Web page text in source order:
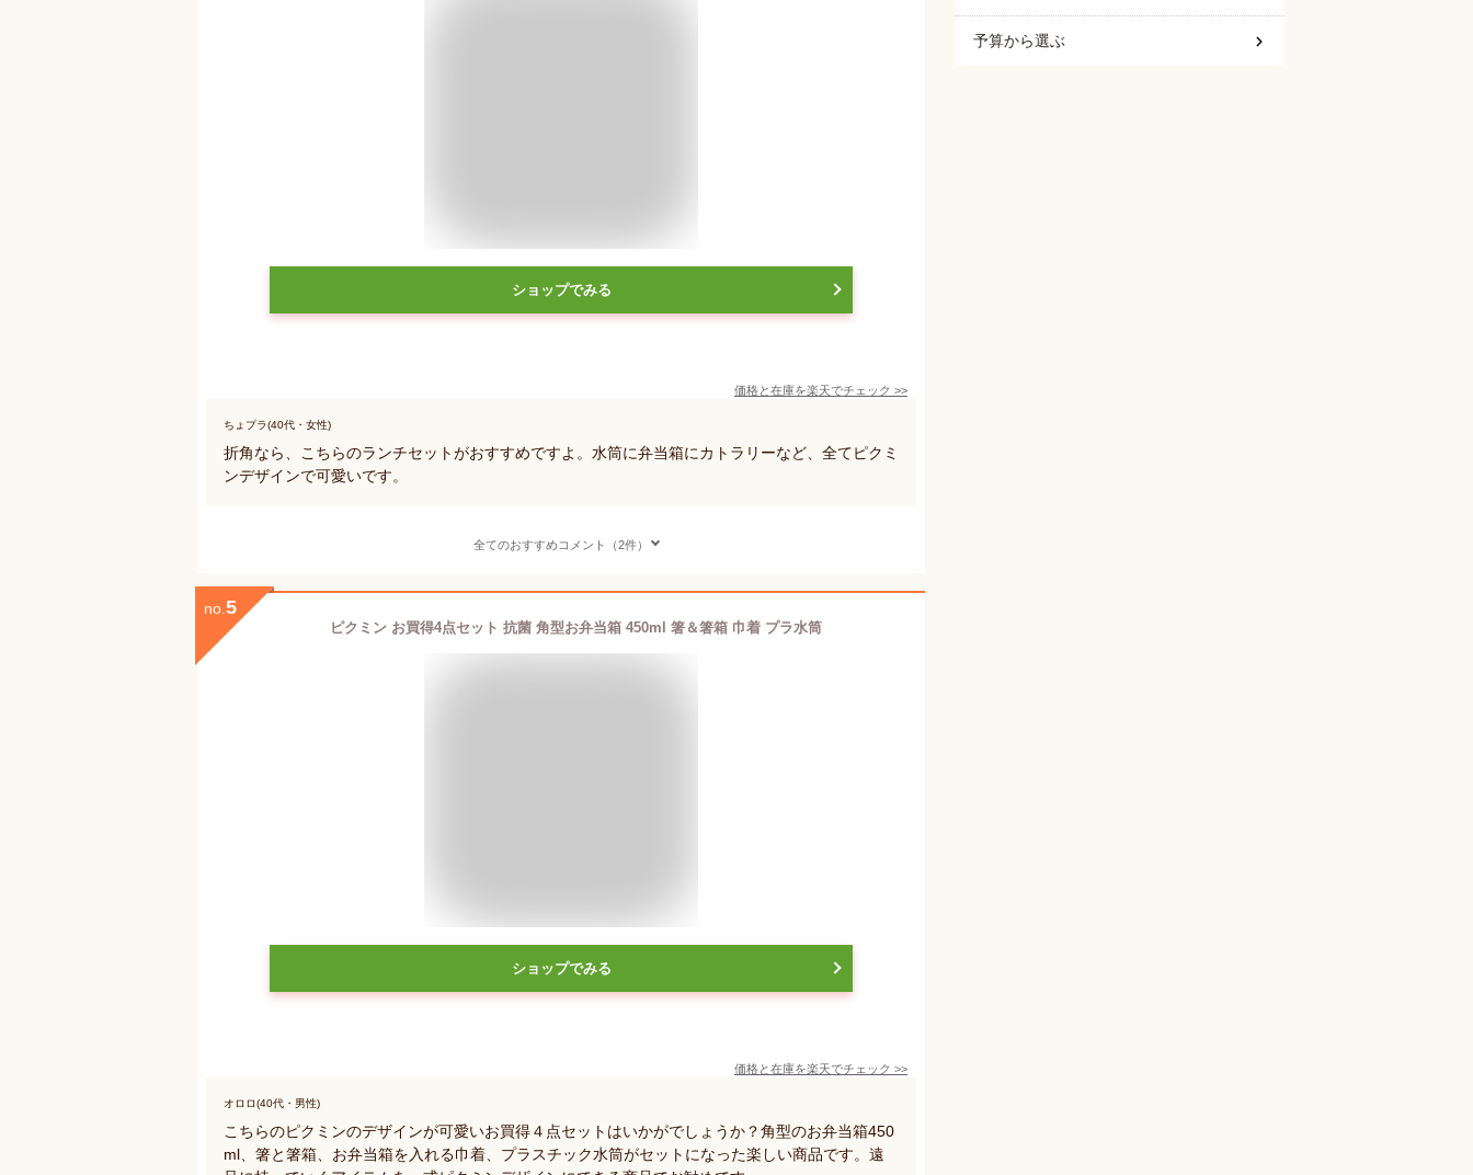
ショップでみる
価格と在庫を楽天でチェック >>
ちょプラ(40代・女性)
折角なら、こちらのランチセットがおすすめですよ。水筒に弁当箱にカトラリーなど、全てピクミ
ンデザインで可愛いです。
全てのおすすめコメント（2件）
no. 5
ピクミン お買得4点セット 抗菌 角型お弁当箱 450ml 箸＆箸箱 巾着 プラ水筒
ショップでみる
価格と在庫を楽天でチェック >>
オロロ(40代・男性)
こちらのピクミンのデザインが可愛いお買得４点セットはいかがでしょうか？角型のお弁当箱450
ml、箸と箸箱、お弁当箱を入れる巾着、プラスチック水筒がセットになった楽しい商品です。遠
予算から選ぶ